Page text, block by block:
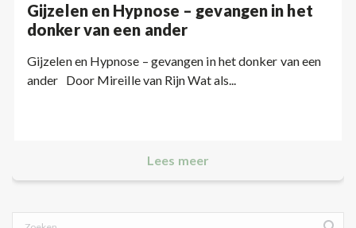
Gijzelen en Hypnose – gevangen in het
donker van een ander
Gijzelen en Hypnose – gevangen in het donker van een
ander Door Mireille van Rijn Wat als...
Lees meer
Search: